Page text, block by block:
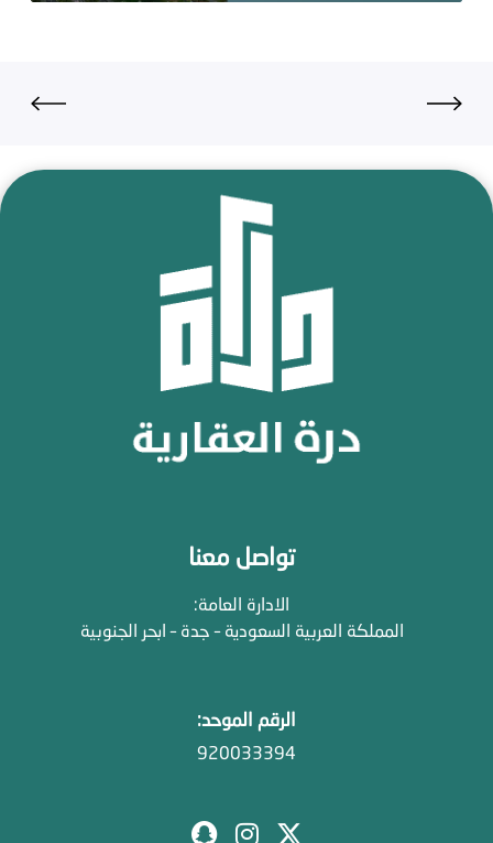
تواصل معنا
الادارة العامة:
المملكة العربية السعودية – جدة – ابحر الجنوبية
الرقم الموحد:
920033394